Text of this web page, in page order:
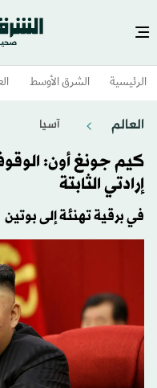
الرئيسية الشرق الأوسط​
العالم آسيا
كيم جونغ أون:
إرادتي الثابتة
في برقية تهنئة إلى بوتين